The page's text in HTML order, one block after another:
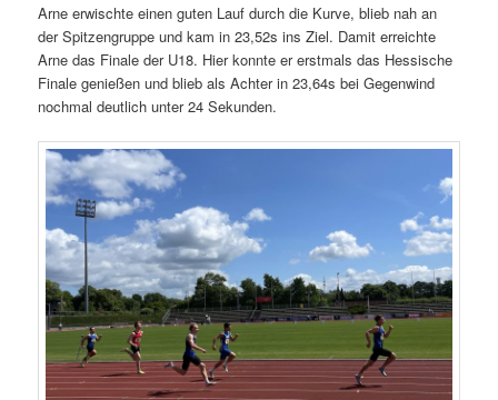
Arne erwischte einen guten Lauf durch die Kurve, blieb nah an
der Spitzengruppe und kam in 23,52s ins Ziel. Damit erreichte
Arne das Finale der U18. Hier konnte er erstmals das Hessische
Finale genießen und blieb als Achter in 23,64s bei Gegenwind
nochmal deutlich unter 24 Sekunden.